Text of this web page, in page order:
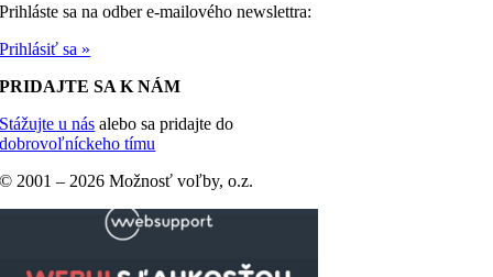
Prihláste sa na odber e-mailového newslettra:
Prihlásiť sa »
PRIDAJTE SA K NÁM
Stážujte u nás alebo sa pridajte do
dobrovoľníckeho tímu
© 2001 – 2026 Možnosť voľby, o.z.